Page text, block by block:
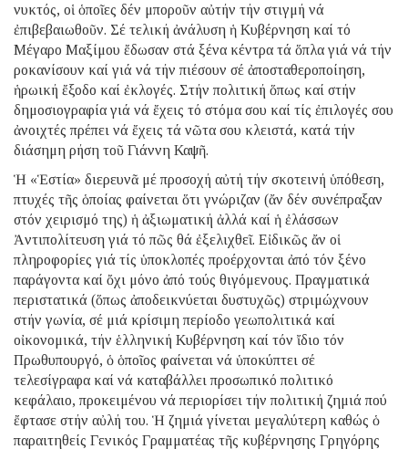
νυκτός, οἱ ὁποῖες δέν μποροῦν αὐτήν τήν στιγμή νά
ἐπιβεβαιωθοῦν. Σέ τελική ἀνάλυση ἡ Κυβέρνηση καί τό
Μέγαρο Μαξίμου ἔδωσαν στά ξένα κέντρα τά ὅπλα γιά νά τήν
ροκανίσουν καί γιά νά τήν πιέσουν σέ ἀποσταθεροποίηση,
ἡρωική ἔξοδο καί ἐκλογές. Στήν πολιτική ὅπως καί στήν
δημοσιογραφία γιά νά ἔχεις τό στόμα σου καί τίς ἐπιλογές σου
ἀνοιχτές πρέπει νά ἔχεις τά νῶτα σου κλειστά, κατά τήν
διάσημη ρήση τοῦ Γιάννη Καψῆ.
Ἡ «Ἑστία» διερευνᾶ μέ προσοχή αὐτή τήν σκοτεινή ὑπόθεση,
πτυχές τῆς ὁποίας φαίνεται ὅτι γνώριζαν (ἄν δέν συνέπραξαν
στόν χειρισμό της) ἡ ἀξιωματική ἀλλά καί ἡ ἐλάσσων
Ἀντιπολίτευση γιά τό πῶς θά ἐξελιχθεῖ. Εἰδικῶς ἄν οἱ
πληροφορίες γιά τίς ὑποκλοπές προέρχονται ἀπό τόν ξένο
παράγοντα καί ὄχι μόνο ἀπό τούς θιγόμενους. Πραγματικά
περιστατικά (ὅπως ἀποδεικνύεται δυστυχῶς) στριμώχνουν
στήν γωνία, σέ μιά κρίσιμη περίοδο γεωπολιτικά καί
οἰκονομικά, τήν ἑλληνική Κυβέρνηση καί τόν ἴδιο τόν
Πρωθυπουργό, ὁ ὁποῖος φαίνεται νά ὑποκύπτει σέ
τελεσίγραφα καί νά καταβάλλει προσωπικό πολιτικό
κεφάλαιο, προκειμένου νά περιορίσει τήν πολιτική ζημιά πού
ἔφτασε στήν αὐλή του. Ἡ ζημιά γίνεται μεγαλύτερη καθώς ὁ
παραιτηθείς Γενικός Γραμματέας τῆς κυβέρνησης Γρηγόρης